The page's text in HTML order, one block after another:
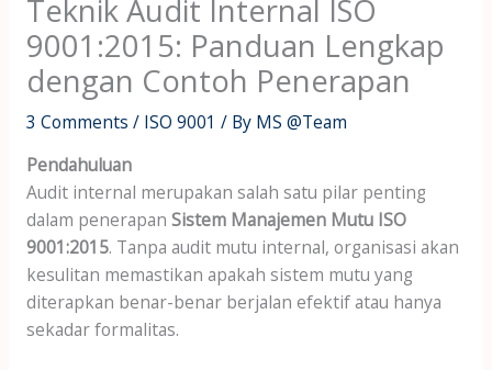
Teknik Audit Internal ISO
9001:2015: Panduan Lengkap
dengan Contoh Penerapan
3 Comments / ISO 9001 / By MS @Team
Pendahuluan
Audit internal merupakan salah satu pilar penting
dalam penerapan Sistem Manajemen Mutu ISO
9001:2015. Tanpa audit mutu internal, organisasi akan
kesulitan memastikan apakah sistem mutu yang
diterapkan benar-benar berjalan efektif atau hanya
sekadar formalitas.